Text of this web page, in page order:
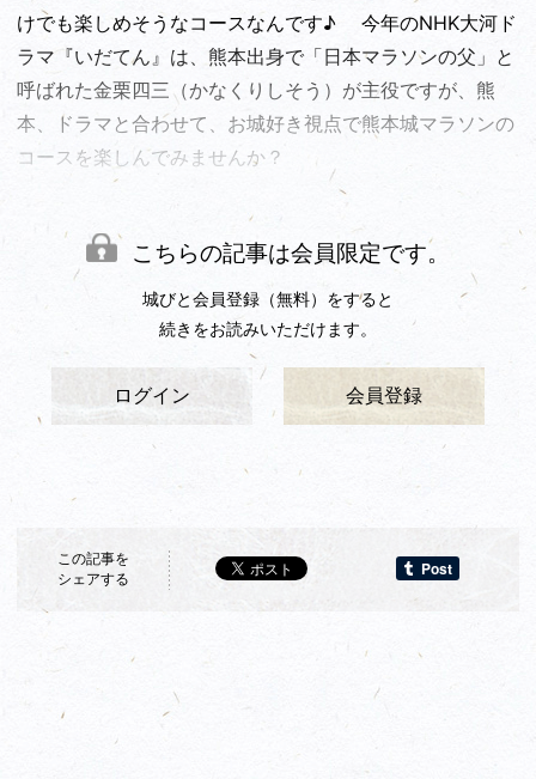
けでも楽しめそうなコースなんです♪ 今年のNHK大河ド
ラマ『いだてん』は、熊本出身で「日本マラソンの父」と
呼ばれた金栗四三（かなくりしそう）が主役ですが、熊
本、ドラマと合わせて、お城好き視点で熊本城マラソンの
コースを楽しんでみませんか？
熊本城マラソンコースと見どころポイント
①スタート地点：熊本市電「通町筋」停留所付近
②1km付近：大甲橋・白川
こちらの記事は会員限定です。
城びと会員登録（無料）をすると
続きをお読みいただけます。
ログイン 会員登録
この記事を
シェアする